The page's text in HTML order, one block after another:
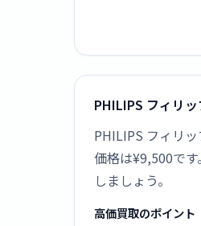
PHILIPS フィリ
PHILIPS フィリ
価格は¥9,500で
しましょう。
高価買取のポイント